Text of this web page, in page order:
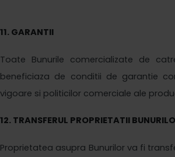
11. GARANTII
Toate Bunurile comercializate de
beneficiaza de conditii de garantie
vigoare si politicilor comerciale ale
12. TRANSFERUL PROPRIETATII
Proprietatea asupra Bunurilor va fi